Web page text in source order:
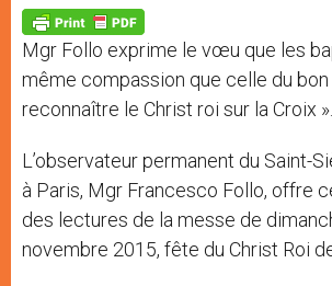
p
p
g
e
r
o
k
Mgr Follo exprime le vœu que les
même compassion que celle du bon
reconnaître le Christ roi sur la Croix ».
L’observateur permanent du Saint-
à Paris, Mgr Francesco Follo, offre
des lectures de la messe de
novembre 2015, fête du Christ Roi de